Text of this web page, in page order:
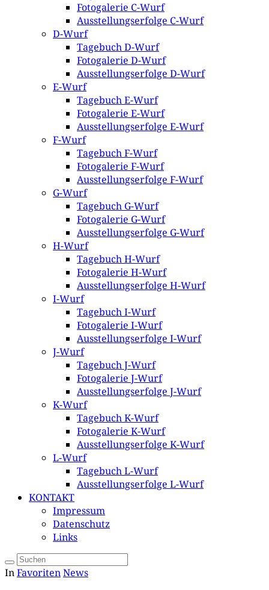
Fotogalerie C-Wurf
Ausstellungserfolge C-Wurf
D-Wurf
Tagebuch D-Wurf
Fotogalerie D-Wurf
Ausstellungserfolge D-Wurf
E-Wurf
Tagebuch E-Wurf
Fotogalerie E-Wurf
Ausstellungserfolge E-Wurf
F-Wurf
Tagebuch F-Wurf
Fotogalerie F-Wurf
Ausstellungserfolge F-Wurf
G-Wurf
Tagebuch G-Wurf
Fotogalerie G-Wurf
Ausstellungserfolge G-Wurf
H-Wurf
Tagebuch H-Wurf
Fotogalerie H-Wurf
Ausstellungserfolge H-Wurf
I-Wurf
Tagebuch I-Wurf
Fotogalerie I-Wurf
Ausstellungserfolge I-Wurf
J-Wurf
Tagebuch J-Wurf
Fotogalerie J-Wurf
Ausstellungserfolge J-Wurf
K-Wurf
Tagebuch K-Wurf
Fotogalerie K-Wurf
Ausstellungserfolge K-Wurf
L-Wurf
Tagebuch L-Wurf
Ausstellungserfolge L-Wurf
KONTAKT
Impressum
Datenschutz
Links
InFavoritenNews